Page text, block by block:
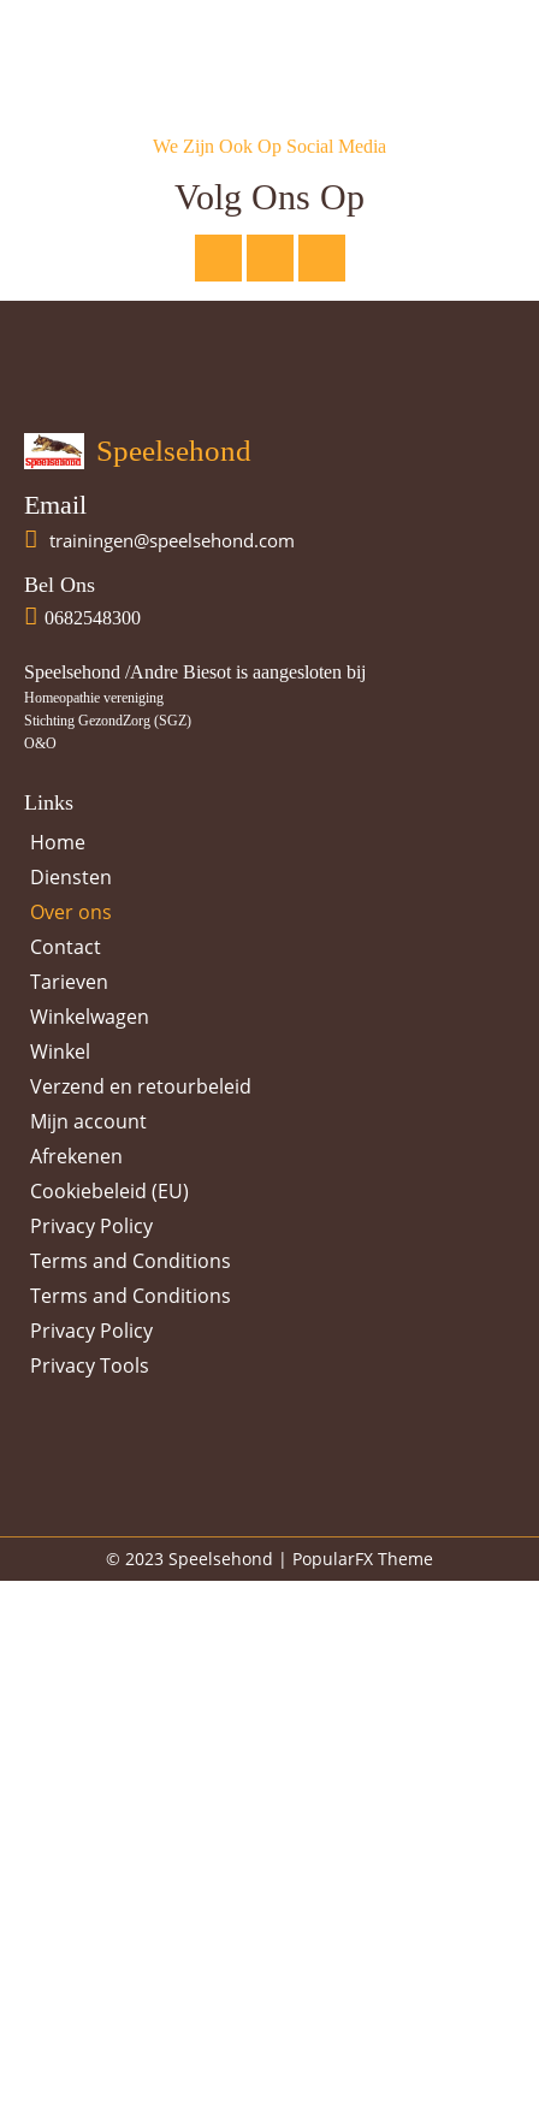
We Zijn Ook Op Social Media
Volg Ons Op
Speelsehond
Email
trainingen@speelsehond.com
Bel Ons
0682548300
Speelsehond /Andre Biesot is aangesloten bij
Homeopathie vereniging
Stichting GezondZorg (SGZ)
O&O
Links
Home
Diensten
Over ons
Contact
Tarieven
Winkelwagen
Winkel
Verzend en retourbeleid
Mijn account
Afrekenen
Cookiebeleid (EU)
Privacy Policy
Terms and Conditions
Terms and Conditions
Privacy Policy
Privacy Tools
© 2023 Speelsehond | PopularFX Theme